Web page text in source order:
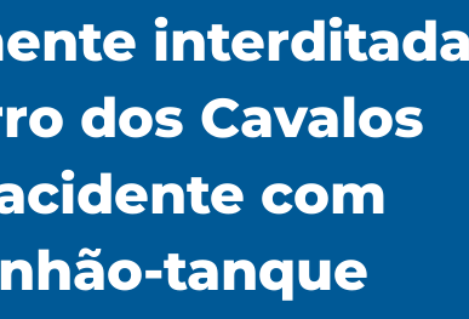
interditada
dos Cavalos
com
tanque